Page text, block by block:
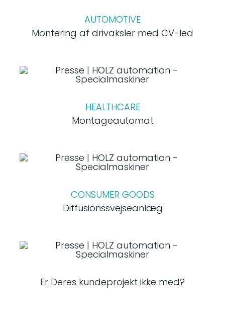
AUTOMOTIVE
Montering af drivaksler med CV-led
HEALTHCARE
Montageautomat
CONSUMER GOODS
Diffusionssvejseanlæg
Er Deres kundeprojekt ikke med?